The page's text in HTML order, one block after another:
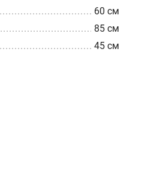
60 см
85 см
45 см